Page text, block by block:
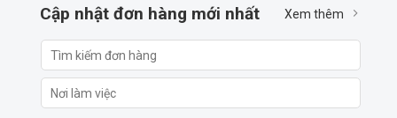
Cập nhật đơn hàng mới nhất Xem thêm